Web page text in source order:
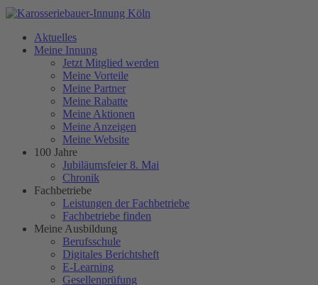
Aktuelles
Meine Innung
Jetzt Mitglied werden
Meine Vorteile
Meine Partner
Meine Rabatte
Meine Aktionen
Meine Anzeigen
Meine Website
100 Jahre
Jubiläumsfeier 8. Mai
Chronik
Fachbetriebe
Leistungen der Fachbetriebe
Fachbetriebe finden
Meine Ausbildung
Berufsschule
Digitales Berichtsheft
E-Learning
Gesellenprüfung